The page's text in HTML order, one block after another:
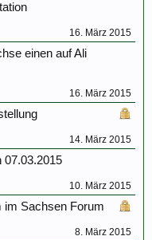
16. März 2015
einen auf Ali
16. März 2015
14. März 2015
07.03.2015
10. März 2015
im Sachsen Forum
8. März 2015